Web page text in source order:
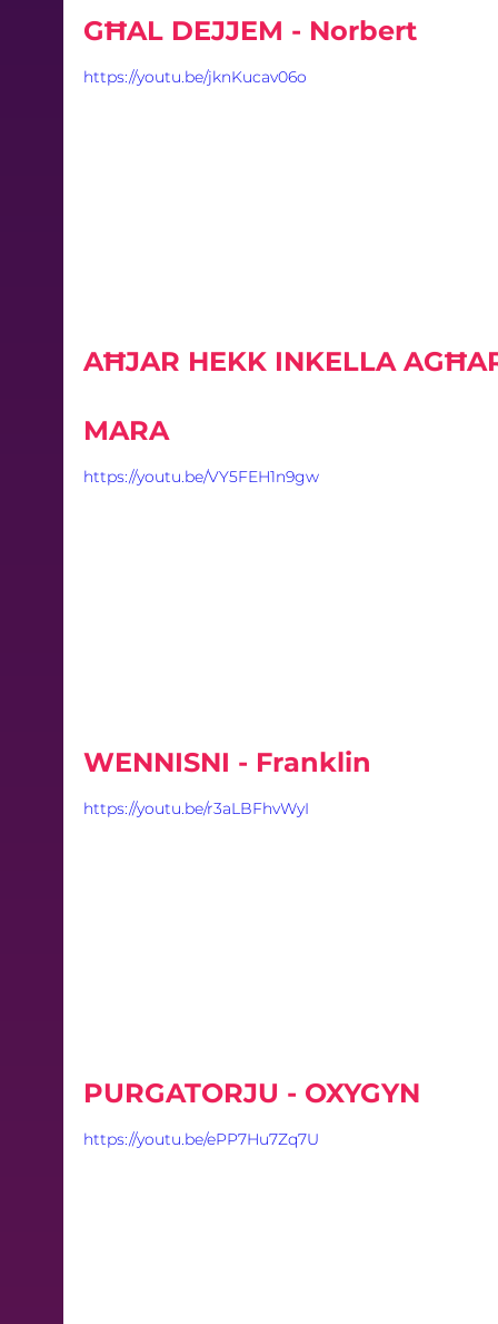
GĦAL DEJJEM - Norbert
https://youtu.be/jknKucav06o
AĦJAR HEKK INKELLA
MARA
https://youtu.be/VY5FEH1n9gw
WENNISNI - Franklin
https://youtu.be/r3aLBFhvWyI
PURGATORJU - OXYGYN
https://youtu.be/ePP7Hu7Zq7U